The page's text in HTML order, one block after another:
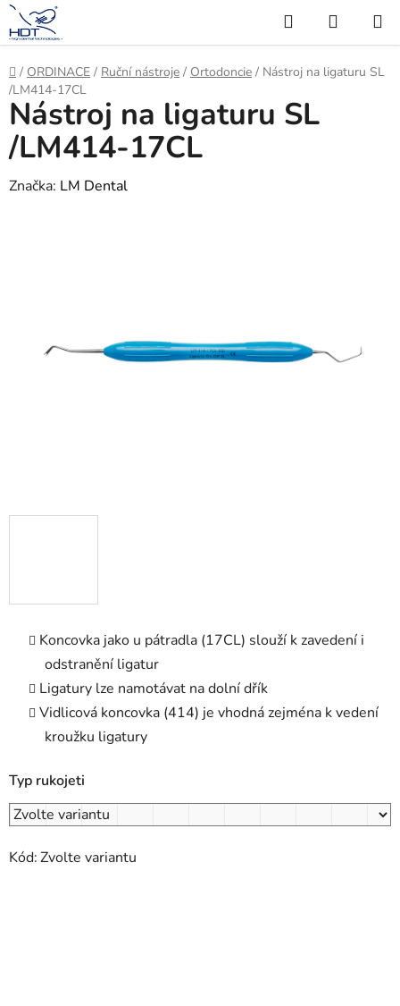
Přejít
na
obsah
Hledat
KOŠÍK
Domů
/ ORDINACE / Ruční nástroje / Ortodoncie / Nástroj na ligaturu SL
/LM414-17CL
Koncovka jako u pátradla (17CL) slouží k zavedení i
odstranění ligatur
Ligatury lze namotávat na dolní dřík
Vidlicová koncovka (414) je vhodná zejména k vedení
kroužku ligatury
Typ rukojeti
Kód:Zvolte variantu
Nástroj na ligaturu SL
/LM414-17CL
Značka: LM Dental